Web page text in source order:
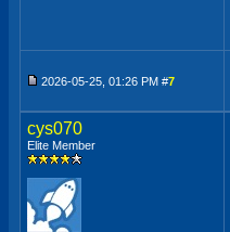
2026-05-25, 01:26 PM #7
cys070
Elite Member